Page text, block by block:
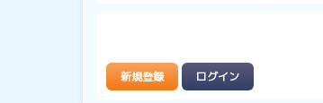
新規登録 ログイン